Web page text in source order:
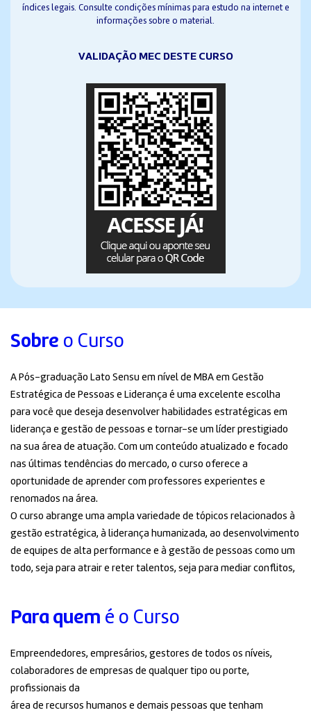
Sobre o Curso
A Pós-graduação Lato Sensu em nível de MBA em Gestão
Estratégica de Pessoas e Liderança é uma excelente escolha
para você que deseja desenvolver habilidades estratégicas em
liderança e gestão de pessoas e tornar-se um líder prestigiado
na sua área de atuação. Com um conteúdo atualizado e focado
nas últimas tendências do mercado, o curso oferece a
oportunidade de aprender com professores experientes e
renomados na área.
O curso abrange uma ampla variedade de tópicos relacionados à
gestão estratégica, à liderança humanizada, ao desenvolvimento
de equipes de alta performance e à gestão de pessoas como um
todo, seja para atrair e reter talentos, seja para mediar conflitos,
Para quem é o Curso
Empreendedores, empresários, gestores de todos os níveis,
colaboradores de empresas de qualquer tipo ou porte,
profissionais da
área de recursos humanos e demais pessoas que tenham
índices legais. Consulte condições mínimas para estudo na internet e
informações sobre o material.
VALIDAÇÃO MEC DESTE CURSO